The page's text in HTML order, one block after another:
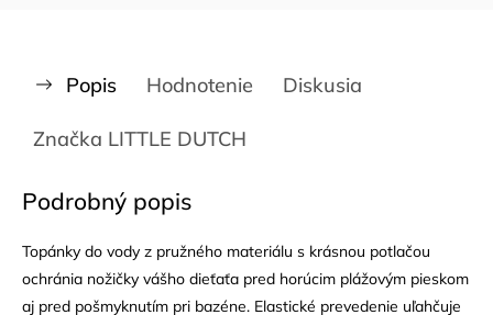
Popis Hodnotenie Diskusia
Značka LITTLE DUTCH
Podrobný popis
Topánky do vody z pružného materiálu s krásnou potlačou
ochránia nožičky vášho dieťaťa pred horúcim plážovým pieskom
aj pred pošmyknutím pri bazéne. Elastické prevedenie uľahčuje